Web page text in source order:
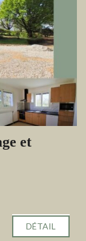
et
DÉTAIL